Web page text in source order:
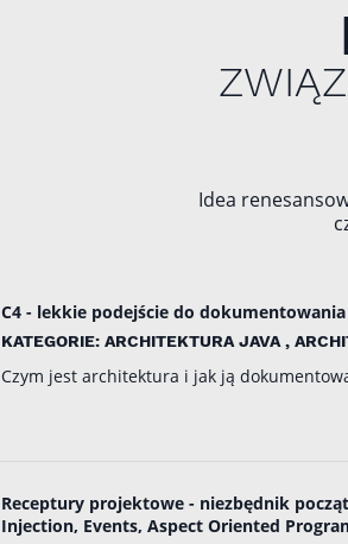
Idea
C4 - lekkie podejście do
KATEGORIE: ARCHITEKTURA JAVA ,
Czym jest architektura i jak ją
Receptury projektowe - niezbędnik
Injection, Events, Aspect Oriented